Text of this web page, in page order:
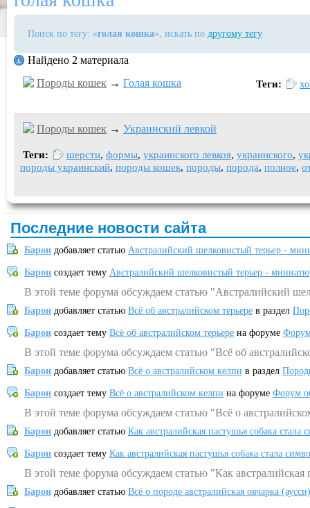
Поиск по тегу: «голая кошка», искать по другому тегу
Найдено 2 материала
Породы кошек → Голая кошка Теги:
Породы кошек → Украинский левкой
Теги: шерсти, формы, украинского левкоя, украинского,
породы украинский, породы кошек, породы, порода, полное,
Последние новости сайта
Барон добавляет статью Австралийский шелковистый терьер -
Барон создает тему Австралийский шелковистый терьер -
В этой теме форума обсуждаем статью "Австралийский
Барон добавляет статью Всё об австралийском терьере в раздел
Барон создает тему Всё об австралийском терьере на форуме
В этой теме форума обсуждаем статью "Всё об
Барон добавляет статью Всё о австралийском келпи в раздел
Барон создает тему Всё о австралийском келпи на форуме Форум
В этой теме форума обсуждаем статью "Всё о
Барон добавляет статью Как австралийская пастушья собака
Барон создает тему Как австралийская пастушья собака стала
В этой теме форума обсуждаем статью "Как
Барон добавляет статью Всё о породе австралийская овчарка (аусси)